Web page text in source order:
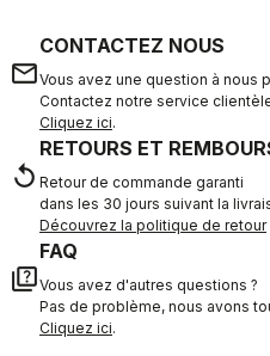
email
CONTACTEZ NOUS
Vous avez une question à nous
Contactez notre service
Cliquez ici.
replay
RETOURS ET
Retour de commande garanti
dans les 30 jours suivant la
Découvrez la politique de retour
quiz
FAQ
Vous avez d'autres questions ?
Pas de problème, nous avons
Cliquez ici.